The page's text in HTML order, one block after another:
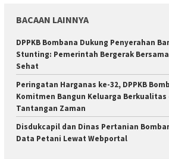
BACAAN LAINNYA
DPPKB Bombana Dukung Penyerahan
Stunting: Pemerintah Bergerak
Sehat
Peringatan Harganas ke-32, DPPKB
Komitmen Bangun Keluarga Berkualitas
Tantangan Zaman
Disdukcapil dan Dinas Pertanian
Data Petani Lewat Webportal